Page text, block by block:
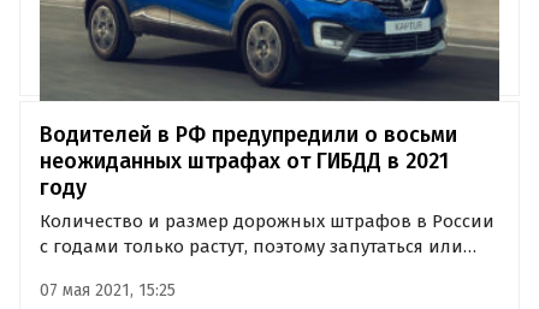
Водителей в РФ предупредили о восьми
неожиданных штрафах от ГИБДД в 2021
году
Количество и размер дорожных штрафов в России
с годами только растут, поэтому запутаться или
даже опытные водители.
07 мая 2021, 15:25